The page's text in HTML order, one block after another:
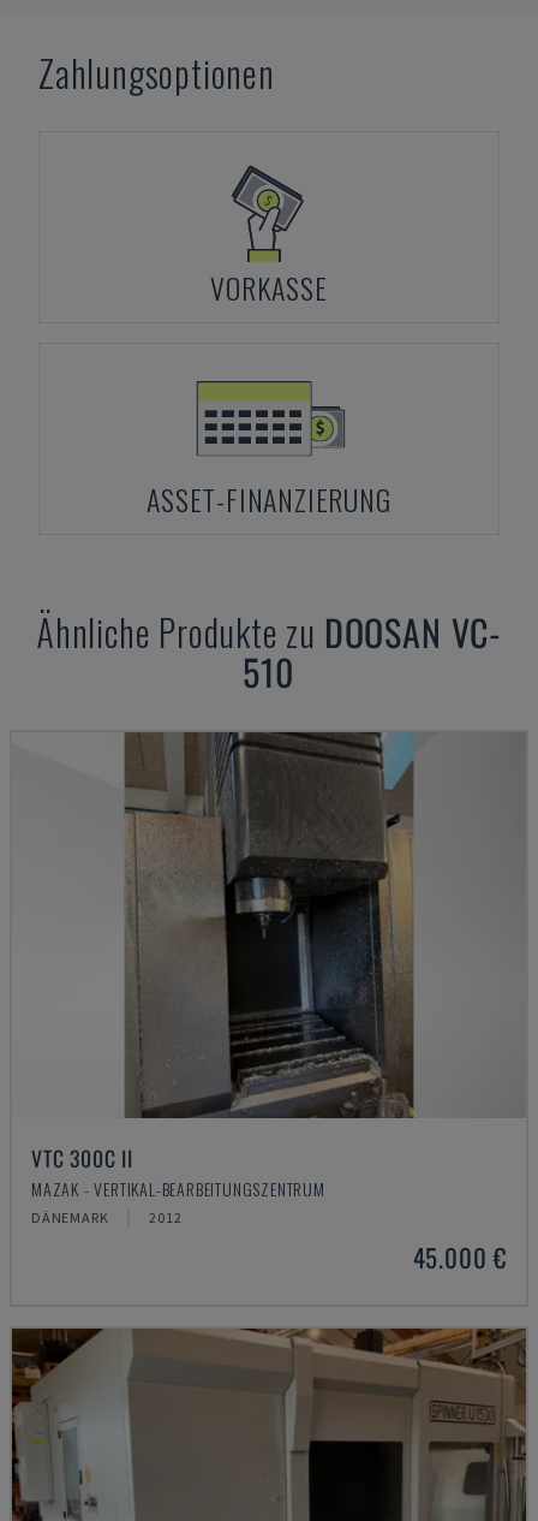
Zahlungsoptionen
VORKASSE
ASSET-FINANZIERUNG
Ähnliche Produkte zu DOOSAN VC-
510
VTC 300C II
MAZAK - VERTIKAL-BEARBEITUNGSZENTRUM
DÄNEMARK 2012
45.000 €